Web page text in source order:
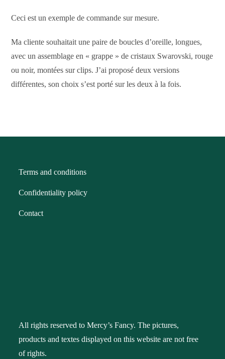
Ceci est un exemple de commande sur mesure.
Ma cliente souhaitait une paire de boucles d’oreille, longues,
avec un assemblage en « grappe » de cristaux Swarovski, rouge
ou noir, montées sur clips. J’ai proposé deux versions
différentes, son choix s’est porté sur les deux à la fois.
Terms and conditions
Confidentiality policy
Contact
All rights reserved to Mercy’s Fancy. The pictures,
products and textes displayed on this website are not free
of rights.